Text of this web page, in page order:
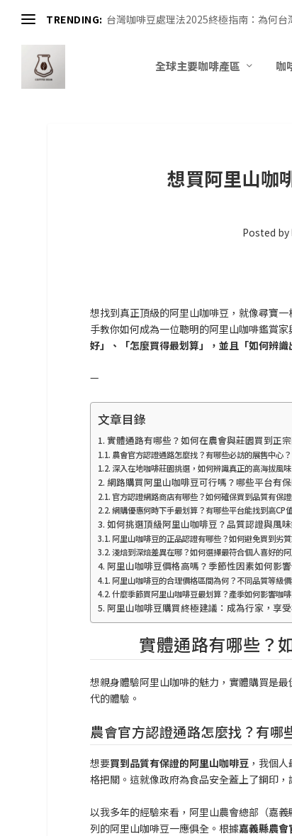
TRENDING: 台灣咖啡豆處理法2025終極指南：為何
全球主要咖啡產區 咖
想買阿里山咖
Posted by
想找到真正頂級的阿里山咖啡豆，就像尋寶
手教你如何成為一位聰明的阿里山咖啡鑑賞
好」、「怎麼買得最划算」，並且「如何辨
—
文章目錄
實體通路有哪些？如何在農會與莊園買到正
農會官方認證通路怎麼找？有哪些必訪的展售中心？
深入在地咖啡莊園挑選，如何辨識真正的高海拔風味
網路購買阿里山咖啡豆可行嗎？哪些平台有
官方認證網路商店有哪些？如何確保買到品質有保
網購優惠何時下手最划算？有哪些平台能找到高CP
如何挑選頂級阿里山咖啡豆？品質認證與風
阿里山咖啡豆的正品認證有哪些？如何避免買到劣
淺焙到深焙差異在哪？如何選擇最符合個人喜好的
阿里山咖啡豆價格高嗎？季節性因素如何影
阿里山咖啡豆的合理價格區間為何？不同品質等級
什麼季節買阿里山咖啡豆最划算？產季如何影響咖
阿里山咖啡豆購買終極建議：成為行家，享受
實體通路有哪些？
想親身體驗阿里山咖啡的魅力，實體購買是
代的體驗。
農會官方認證通路怎麼找？有哪
想要買到品質有保證的阿里山咖啡豆 ，我個
格把關。這就像政府為食品安全蓋上了鋼印，
以我多年的經驗來看，阿里山農會總部（嘉
列的阿里山咖啡豆一應俱全。根據嘉義縣農會